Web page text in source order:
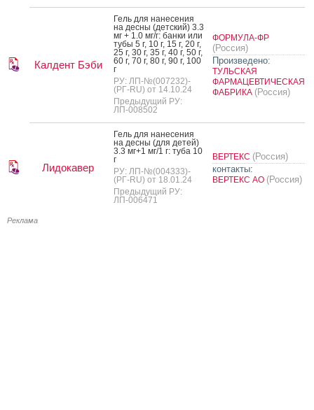
Калдент Бэби
Гель для на­несе­ния
на дес­ны (дет­ский) 3.3
мг + 1.0 мг/г: бан­ки или
ту­бы 5 г, 10 г, 15 г, 20 г,
25 г, 30 г, 35 г, 40 г, 50 г,
60 г, 70 г, 80 г, 90 г, 100
г
РУ: ЛП-№(007232)-
(РГ-RU) от 14.10.24
Предыдущий РУ:
ЛП-008502
ФОРМУЛА-ФР
(Россия)
Произведено:
ТУЛЬСКАЯ
ФАРМАЦЕВТИЧЕСКАЯ
ФАБРИКА (Россия)
Лидокавер
Гель для на­несе­ния
на дес­ны (для де­тей)
3.3 мг+1 мг/1 г: ту­ба 10
г
РУ: ЛП-№(004333)-
(РГ-RU) от 18.01.24
Предыдущий РУ:
ЛП-006471
ВЕРТЕКС (Россия)
контакты:
ВЕРТЕКС АО (Россия)
Реклама